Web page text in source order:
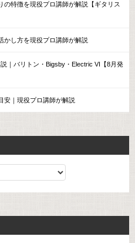
の特徴を現役プロ講師が解説【ギタリス
かし方を現役プロ講師が解説
｜バリトン・Bigsby・Electric VI【8月発
安｜現役プロ講師が解説